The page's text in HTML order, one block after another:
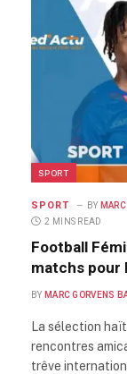
SPORT
SPORT BY
2 MINS READ
Football
matchs pour
BY MARC GORVENS
La sélection
rencontres
trêve